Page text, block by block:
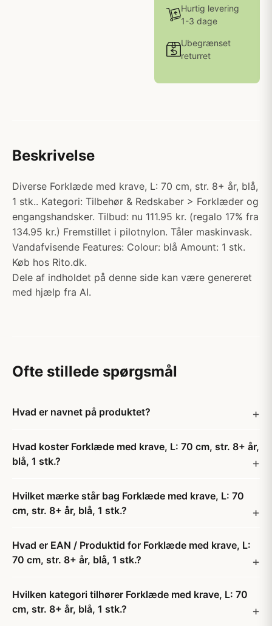
Hurtig levering
1-3 dage
Ubegrænset
returret
Beskrivelse
Diverse Forklæde med krave, L: 70 cm, str. 8+ år, blå,
1 stk.. Kategori: Tilbehør & Redskaber > Forklæder og
engangshandsker. Tilbud: nu 111.95 kr. (regalo 17% fra
134.95 kr.) Fremstillet i pilotnylon. Tåler maskinvask.
Vandafvisende Features: Colour: blå Amount: 1 stk.
Køb hos Rito.dk.
Dele af indholdet på denne side kan være genereret
med hjælp fra AI.
Ofte stillede spørgsmål
Hvad er navnet på produktet?
Hvad koster Forklæde med krave, L: 70 cm, str. 8+ år,
blå, 1 stk.?
Hvilket mærke står bag Forklæde med krave, L: 70
cm, str. 8+ år, blå, 1 stk.?
Hvad er EAN / Produktid for Forklæde med krave, L:
70 cm, str. 8+ år, blå, 1 stk.?
Hvilken kategori tilhører Forklæde med krave, L: 70
cm, str. 8+ år, blå, 1 stk.?